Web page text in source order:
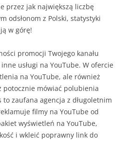
przez jak największą liczbę
odsłonom z Polski, statystyki
w górę!
promocji Twojego kanału
usługi na YouTube. W ofercie
na YouTube, ale również
potocznie mówiać polubienia
to zaufana agencja z długoletnim
filmy na YouTube od
wyświetleń na YouTube,
i wkleić poprawny link do